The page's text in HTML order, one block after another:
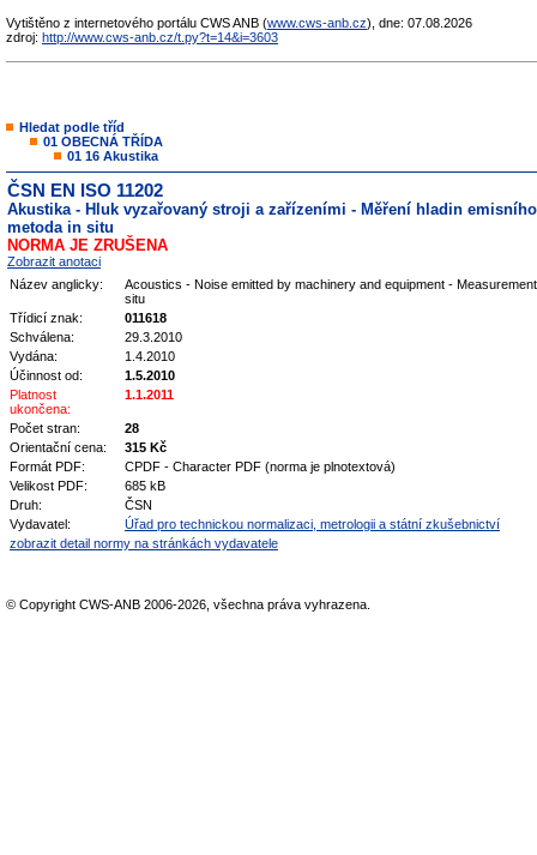
Vytištěno z internetového portálu CWS ANB (www.cws-anb.cz), dne: 07.08.2026
zdroj: http://www.cws-anb.cz/t.py?t=14&i=3603
Hledat podle tříd
01 OBECNÁ TŘÍDA
01 16 Akustika
ČSN EN ISO 11202
Akustika - Hluk vyzařovaný stroji a zařízeními - Měření hladin
metoda in situ
NORMA JE ZRUŠENA
Zobrazit anotaci
Název anglicky:
Acoustics - Noise emitted by machinery and equipment -
situ
Třídicí znak:
011618
Schválena:
29.3.2010
Vydána:
1.4.2010
Účinnost od:
1.5.2010
Platnost
ukončena:
1.1.2011
Počet stran:
28
Orientační cena:
315 Kč
Formát PDF:
CPDF - Character PDF (norma je plnotextová)
Velikost PDF:
685 kB
Druh:
ČSN
Vydavatel:
Úřad pro technickou normalizaci, metrologii a státní zkušebnictví
zobrazit detail normy na stránkách vydavatele
© Copyright CWS-ANB 2006-2026, všechna práva vyhrazena.